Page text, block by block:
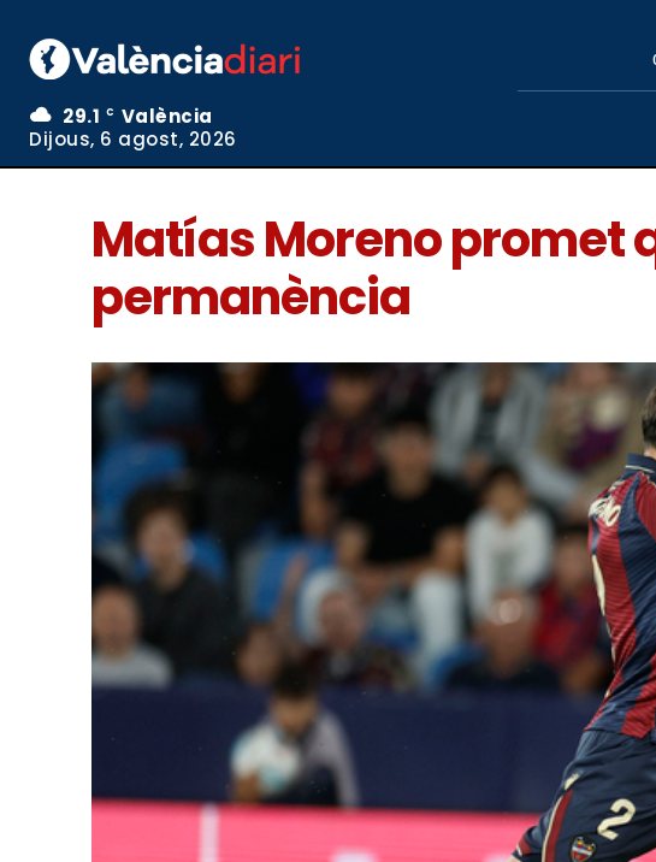
29.1 C
València
Dijous, 6 agost, 2026
Matías Moreno promet
permanència